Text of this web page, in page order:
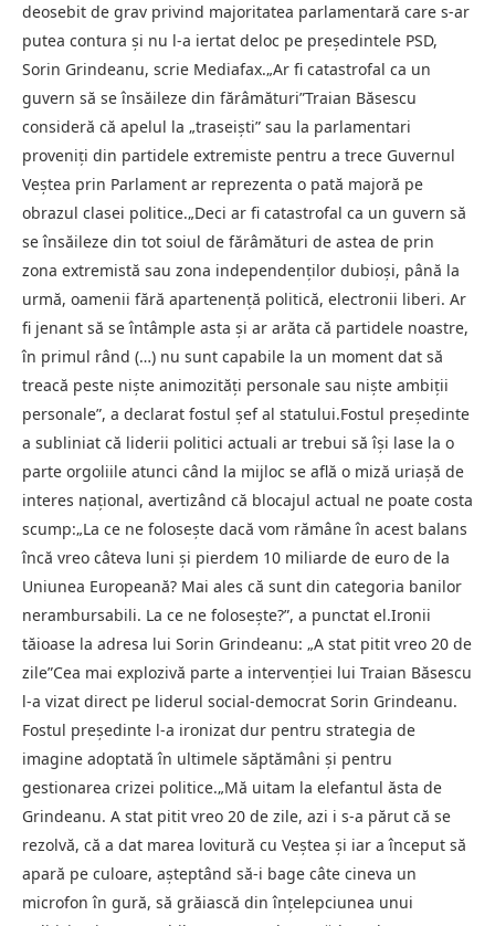
deosebit de grav privind majoritatea parlamentară care s-ar
putea contura și nu l-a iertat deloc pe președintele PSD,
Sorin Grindeanu, scrie Mediafax.„Ar fi catastrofal ca un
guvern să se însăileze din fărâmături”Traian Băsescu
consideră că apelul la „traseiști” sau la parlamentari
proveniți din partidele extremiste pentru a trece Guvernul
Veștea prin Parlament ar reprezenta o pată majoră pe
obrazul clasei politice.„Deci ar fi catastrofal ca un guvern să
se însăileze din tot soiul de fărâmături de astea de prin
zona extremistă sau zona independenților dubioși, până la
urmă, oamenii fără apartenență politică, electronii liberi. Ar
fi jenant să se întâmple asta și ar arăta că partidele noastre,
în primul rând (…) nu sunt capabile la un moment dat să
treacă peste niște animozități personale sau niște ambiții
personale”, a declarat fostul șef al statului.Fostul președinte
a subliniat că liderii politici actuali ar trebui să își lase la o
parte orgoliile atunci când la mijloc se află o miză uriașă de
interes național, avertizând că blocajul actual ne poate costa
scump:„La ce ne folosește dacă vom rămâne în acest balans
încă vreo câteva luni și pierdem 10 miliarde de euro de la
Uniunea Europeană? Mai ales că sunt din categoria banilor
nerambursabili. La ce ne folosește?”, a punctat el.Ironii
tăioase la adresa lui Sorin Grindeanu: „A stat pitit vreo 20 de
zile”Cea mai explozivă parte a intervenției lui Traian Băsescu
l-a vizat direct pe liderul social-democrat Sorin Grindeanu.
Fostul președinte l-a ironizat dur pentru strategia de
imagine adoptată în ultimele săptămâni și pentru
gestionarea crizei politice.„Mă uitam la elefantul ăsta de
Grindeanu. A stat pitit vreo 20 de zile, azi i s-a părut că se
rezolvă, că a dat marea lovitură cu Veștea și iar a început să
apară pe culoare, așteptând să-i bage câte cineva un
microfon în gură, să grăiască din înțelepciunea unui